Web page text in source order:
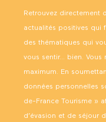
Retrouvez directement
actualités positives qui
des thématiques qui
vous sentir… bien. Vous
maximum. En
données personnelles
de-France Tourisme »
d’évasion et de séjour